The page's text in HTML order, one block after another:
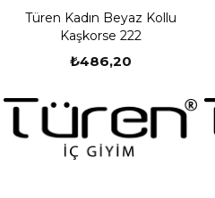
Türen Kadın Beyaz Kollu
Kaşkorse 222
₺486,20